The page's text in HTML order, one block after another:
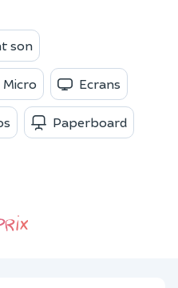
son
Micro Ecrans
Paperboard